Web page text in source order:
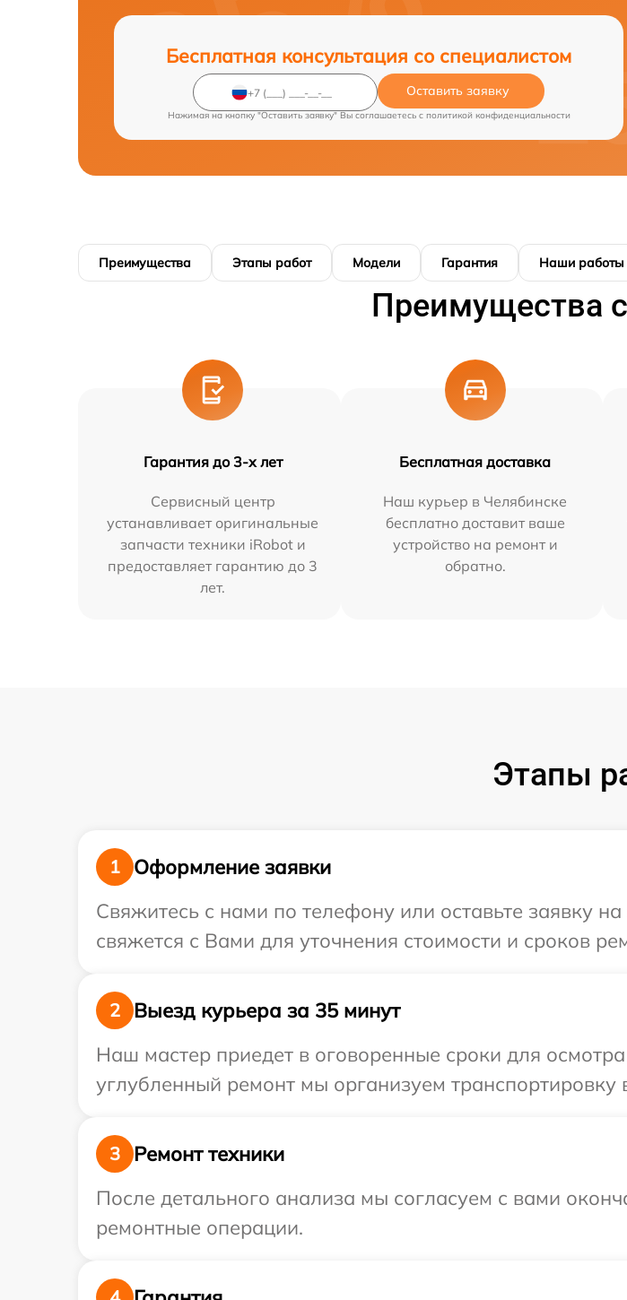
Бесплатная консультация со специалистом
Оставить заявку
Нажимая на кнопку "Оставить заявку" Вы соглашаетесь c политикой конфиденциальности
Преимущества Этапы работ Модели Гарантия Наши работы
Преимущества
Гарантия до 3-х лет
Сервисный центр
устанавливает оригинальные
запчасти техники iRobot и
предоставляет гарантию до 3
лет.
Бесплатная доставка
Наш курьер в Челябинске
бесплатно доставит ваше
устройство на ремонт и
обратно.
Этапы
1
Оформление заявки
Свяжитесь с нами по телефону или оставьте заявку
свяжется с Вами для уточнения стоимости и сроков
2
Выезд курьера за 35 минут
Наш мастер приедет в оговоренные сроки для
углубленный ремонт мы организуем
3
Ремонт техники
После детального анализа мы согласуем с вами
ремонтные операции.